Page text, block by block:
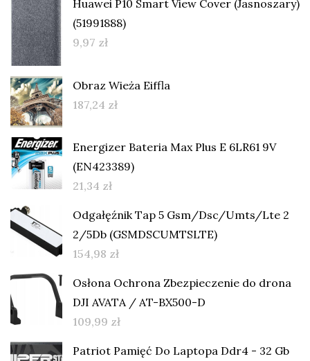
Huawei P10 Smart View Cover (Jasnoszary)
(51991888)
9,97 zł
Obraz Wieża Eiffla
187,24 zł
Energizer Bateria Max Plus E 6LR61 9V
(EN423389)
21,34 zł
Odgałęźnik Tap 5 Gsm/Dsc/Umts/Lte 2
2/5Db (GSMDSCUMTSLTE)
154,98 zł
Osłona Ochrona Zbezpieczenie do drona
DJI AVATA / AT-BX500-D
109,99 zł
Patriot Pamięć Do Laptopa Ddr4 - 32 Gb